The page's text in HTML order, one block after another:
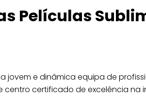
Películas
jovem e dinâmica equipa de
centro certificado de excelência